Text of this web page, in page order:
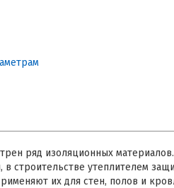
ряд изоляционных
строительстве утеплителем
их для стен, полов и